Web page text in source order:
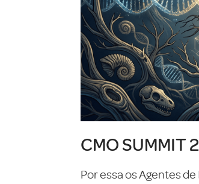
CMO
Por essa os Agentes